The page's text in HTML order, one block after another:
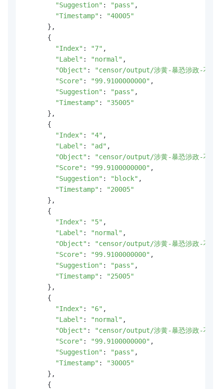
"Suggestion" : "pass" ,
"Timestamp" :
"40005"
      },
      {
"Index" : "7" ,
"Label" : "normal" ,
"Object" :
"censor/output/涉黄-暴恐涉政-不良
"Score" : "99.9100000000" ,
"Suggestion" : "pass" ,
"Timestamp" :
"35005"
      },
      {
"Index" : "4" ,
"Label" : "ad" ,
"Object" :
"censor/output/涉黄-暴恐涉政-不良
"Score" : "99.9100000000" ,
"Suggestion" : "block" ,
"Timestamp" :
"20005"
      },
      {
"Index" : "5" ,
"Label" : "normal" ,
"Object" :
"censor/output/涉黄-暴恐涉政-不良
"Score" : "99.9100000000" ,
"Suggestion" : "pass" ,
"Timestamp" :
"25005"
      },
      {
"Index" : "6" ,
"Label" : "normal" ,
"Object" :
"censor/output/涉黄-暴恐涉政-不良
"Score" : "99.9100000000" ,
"Suggestion" : "pass" ,
"Timestamp" :
"30005"
      },
      {